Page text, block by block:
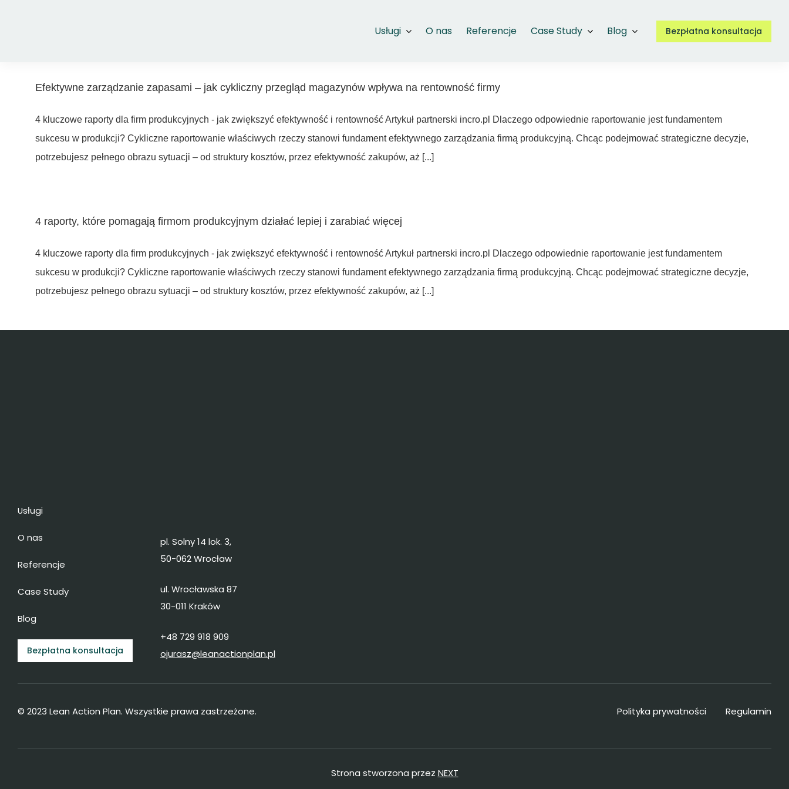
Usługi O nas Referencje Case Study Blog Bezpłatna konsultacja
Efektywne zarządzanie zapasami – jak cykliczny przegląd magazynów wpływa na rentowność firmy
4 kluczowe raporty dla firm produkcyjnych - jak zwiększyć efektywność i rentowność Artykuł partnerski incro.pl Dlaczego odpowiednie raportowanie jest fundamentem
sukcesu w produkcji? Cykliczne raportowanie właściwych rzeczy stanowi fundament efektywnego zarządzania firmą produkcyjną. Chcąc podejmować strategiczne decyzje,
potrzebujesz pełnego obrazu sytuacji – od struktury kosztów, przez efektywność zakupów, aż [...]
4 raporty, które pomagają firmom produkcyjnym działać lepiej i zarabiać więcej
4 kluczowe raporty dla firm produkcyjnych - jak zwiększyć efektywność i rentowność Artykuł partnerski incro.pl Dlaczego odpowiednie raportowanie jest fundamentem
sukcesu w produkcji? Cykliczne raportowanie właściwych rzeczy stanowi fundament efektywnego zarządzania firmą produkcyjną. Chcąc podejmować strategiczne decyzje,
potrzebujesz pełnego obrazu sytuacji – od struktury kosztów, przez efektywność zakupów, aż [...]
Usługi
O nas
Referencje
Case Study
Blog
Bezpłatna konsultacja
pl. Solny 14 lok. 3,
50-062 Wrocław
ul. Wrocławska 87
30-011 Kraków
+48 729 918 909
ojurasz@leanactionplan.pl
© 2023 Lean Action Plan. Wszystkie prawa zastrzeżone. Polityka prywatności Regulamin
Strona stworzona przez NEXT